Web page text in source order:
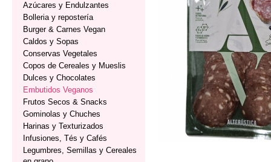
Azúcares y Endulzantes
Bolleria y repostería
Burger & Carnes Vegan
Caldos y Sopas
Conservas Vegetales
Copos de Cereales y Mueslis
Dulces y Chocolates
Embutidos Veganos
Frutos Secos & Snacks
Gominolas y Chuches
Harinas y Texturizados
Infusiones, Tés y Cafés
Legumbres, Semillas y Cereales